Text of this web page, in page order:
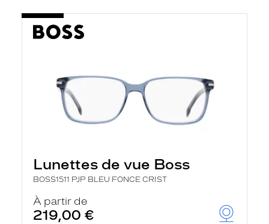
Lunettes de vue Boss
BOSS1511 PJP BLEU FONCE CRIST
À partir de
219,00 €